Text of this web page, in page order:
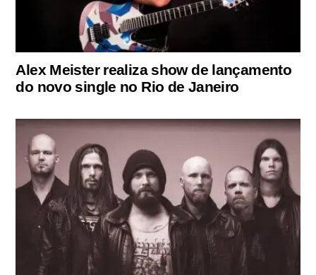
Alex Meister realiza show de lançamento
do novo single no Rio de Janeiro